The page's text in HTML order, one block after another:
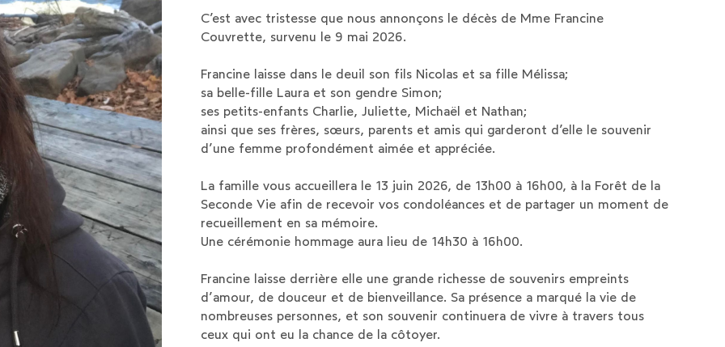
C’est avec tristesse que nous annonçons le décès de Mme Francine
Couvrette, survenu le 9 mai 2026.
Francine laisse dans le deuil son fils Nicolas et sa fille Mélissa;
sa belle-fille Laura et son gendre Simon;
ses petits-enfants Charlie, Juliette, Michaël et Nathan;
ainsi que ses frères, sœurs, parents et amis qui garderont d’elle le souvenir
d’une femme profondément aimée et appréciée.
La famille vous accueillera le 13 juin 2026, de 13h00 à 16h00, à la Forêt de la
Seconde Vie afin de recevoir vos condoléances et de partager un moment de
recueillement en sa mémoire.
Une cérémonie hommage aura lieu de 14h30 à 16h00.
Francine laisse derrière elle une grande richesse de souvenirs empreints
d’amour, de douceur et de bienveillance. Sa présence a marqué la vie de
nombreuses personnes, et son souvenir continuera de vivre à travers tous
ceux qui ont eu la chance de la côtoyer.